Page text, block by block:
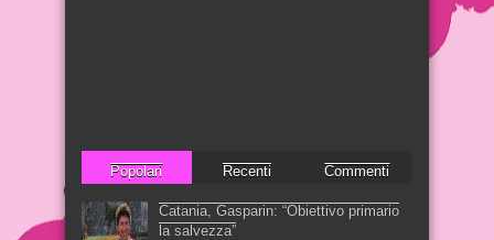
Popolari Recenti Commenti
Catania, Gasparin: “Obiettivo primario
la salvezza”